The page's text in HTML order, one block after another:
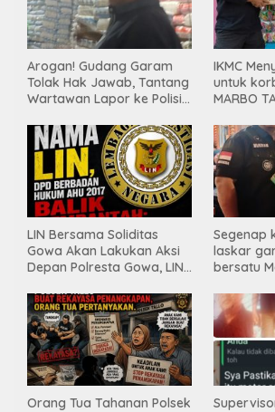
Arogan! Gudang Garam
Tolak Hak Jawab, Tantang
Wartawan Lapor ke Polisi
IKMC
untuk
MARBO
LIN Bersama Soliditas
Gowa Akan Lakukan Aksi
Depan Polresta Gowa, LIN
Ge’eran Nama
Lembaganya Di Catut
Segenap
laskar
bersatu
44 untuk
LGIB
Orang Tua Tahanan Polsek